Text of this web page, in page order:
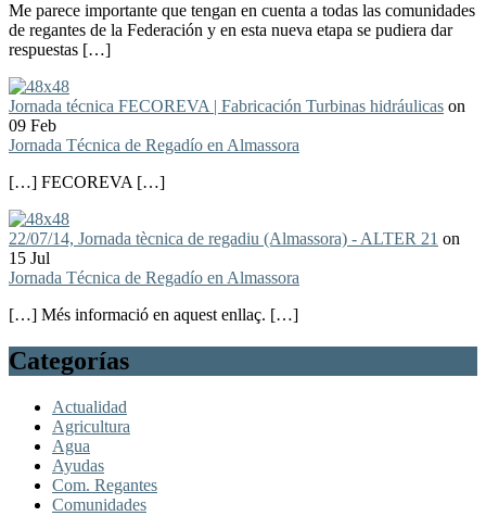
Me parece importante que tengan en cuenta a todas las comunidades
de regantes de la Federación y en esta nueva etapa se pudiera dar
respuestas […]
Jornada técnica FECOREVA | Fabricación Turbinas hidráulicas on
09 Feb
Jornada Técnica de Regadío en Almassora
[…] FECOREVA […]
22/07/14, Jornada tècnica de regadiu (Almassora) - ALTER 21 on
15 Jul
Jornada Técnica de Regadío en Almassora
[…] Més informació en aquest enllaç. […]
Categorías
Actualidad
Agricultura
Agua
Ayudas
Com. Regantes
Comunidades